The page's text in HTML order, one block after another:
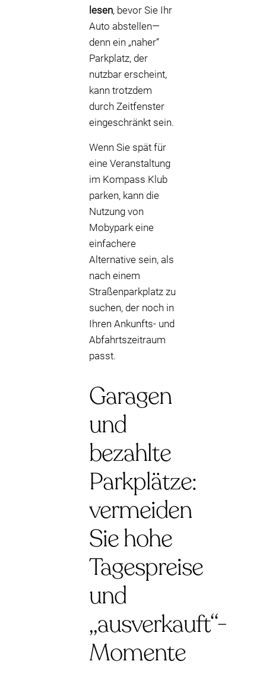
lesen, bevor Sie Ihr
Auto abstellen—
denn ein „naher“
Parkplatz, der
nutzbar erscheint,
kann trotzdem
durch Zeitfenster
eingeschränkt sein.
Wenn Sie spät für
eine Veranstaltung
im Kompass Klub
parken, kann die
Nutzung von
Mobypark eine
einfachere
Alternative sein, als
nach einem
Straßenparkplatz zu
suchen, der noch in
Ihren Ankunfts- und
Abfahrtszeitraum
passt.
Garagen
und
bezahlte
Parkplätze:
vermeiden
Sie hohe
Tagespreise
und
„ausverkauft“-
Momente